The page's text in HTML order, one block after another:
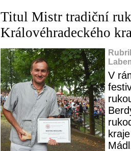
Titul Mistr tradiční
Královéhradeckého
V